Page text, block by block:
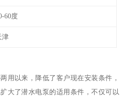
60度
津
用以来，降低了客户现在安装条件，
大了潜水电泵的适用条件，不仅可以